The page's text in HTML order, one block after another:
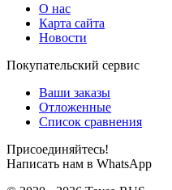
О нас
Карта сайта
Новости
Покупательский сервис
Ваши заказы
Отложенные
Список сравнения
Присоединяйтесь!
Написать нам в WhatsApp